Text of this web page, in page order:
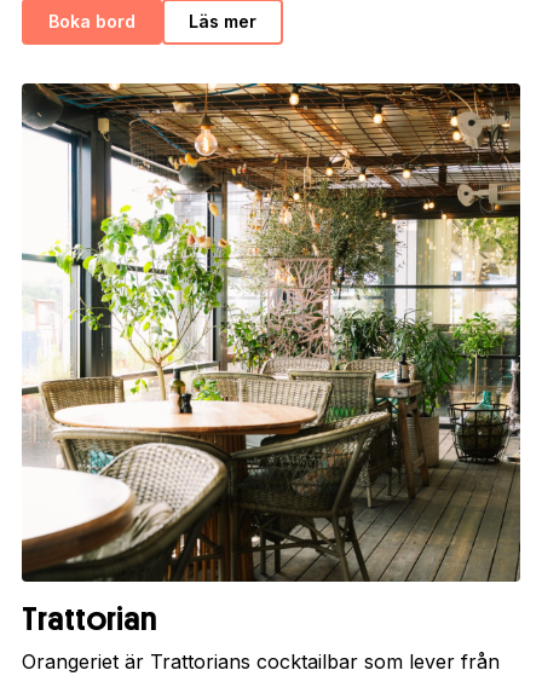
Boka bord Läs mer
Trattorian
Orangeriet är Trattorians cocktailbar som lever från